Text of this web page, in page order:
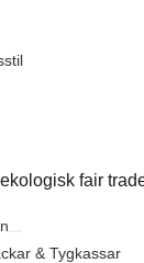
& Tygkassar